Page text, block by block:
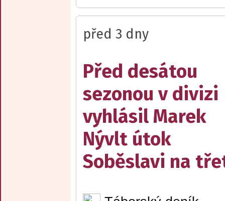
před 3 dny
Před desátou
sezonou v divizi
vyhlásil Marek
Nývlt útok
Soběslavi na